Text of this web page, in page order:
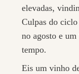
elevadas,
Culpas do
no agosto e um
tempo.
Eis um vinho